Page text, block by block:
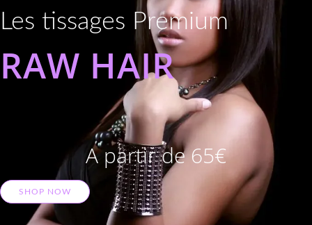
Les tissages Premium
RAW HAIR
A partir de 65€
SHOP NOW